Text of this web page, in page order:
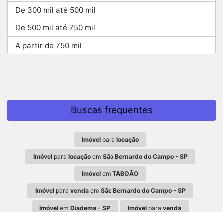
De 300 mil até 500 mil
De 500 mil até 750 mil
A partir de 750 mil
Buscas frequentes
Imóvel para locação
Imóvelpara locaçãoem São Bernardo do Campo - SP
Imóvel em TABOÃO
Imóvelpara vendaem São Bernardo do Campo - SP
Imóvel emDiadema - SP Imóvelpara venda